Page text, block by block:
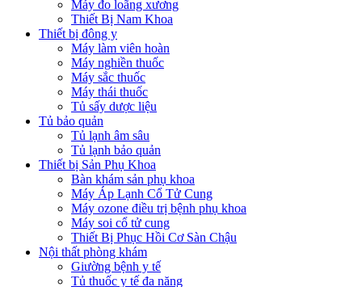
Máy đo loãng xương
Thiết Bị Nam Khoa
Thiết bị đông y
Máy làm viên hoàn
Máy nghiền thuốc
Máy sắc thuốc
Máy thái thuốc
Tủ sấy dược liệu
Tủ bảo quản
Tủ lạnh âm sâu
Tủ lạnh bảo quản
Thiết bị Sản Phụ Khoa
Bàn khám sản phụ khoa
Máy Áp Lạnh Cổ Tử Cung
Máy ozone điều trị bệnh phụ khoa
Máy soi cổ tử cung
Thiết Bị Phục Hồi Cơ Sàn Chậu
Nội thất phòng khám
Giường bệnh y tế
Tủ thuốc y tế đa năng